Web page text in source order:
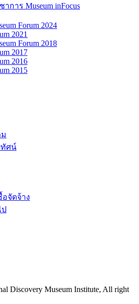
การ Museum inFocus
Forum 2024
2021
Forum 2018
2017
2016
2015
ทัศน์
จัดจ้าง
Discovery Museum Institute, All right